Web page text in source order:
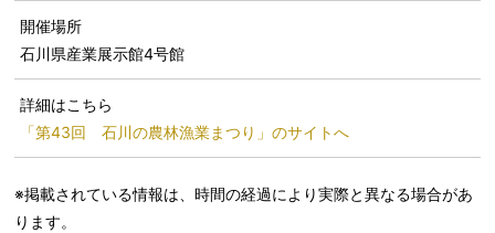
開催場所
石川県産業展示館4号館
詳細はこちら
「第43回 石川の農林漁業まつり」のサイトへ
※掲載されている情報は、時間の経過により実際と異なる場合があ
ります。